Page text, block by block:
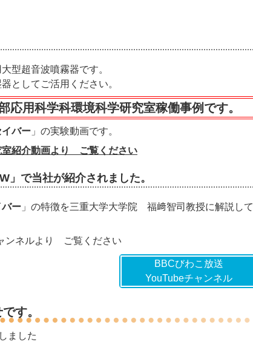
型超音波噴霧器です。
としてご活用ください。
応用科学科環境科学研究室稼働事例です。
イバー 」の実験動画です。
室紹介動画より ご覧ください
」で当社が紹介されました。
バー 」の特徴を三重大学大学院 福﨑智司教授に解説して
ンネルより ご覧ください
BBCびわこ放送
YouTubeチャンネル
す。
ました